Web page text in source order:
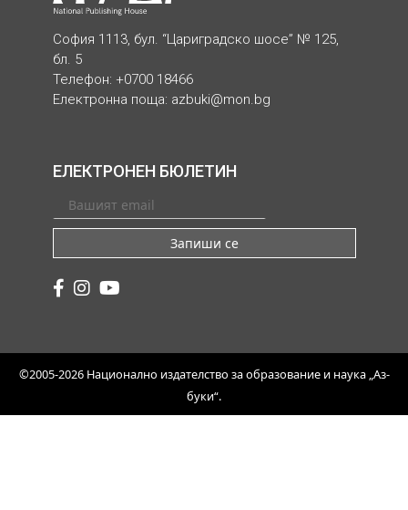
София 1113, бул. “Цариградско шосе” № 125,
бл. 5
Телефон: +0700 18466
Електронна поща: azbuki@mon.bg
ЕЛЕКТРОНЕН БЮЛЕТИН
Запиши се
©2005-2026 Национално издателство за образование и наука „Аз-
буки“.